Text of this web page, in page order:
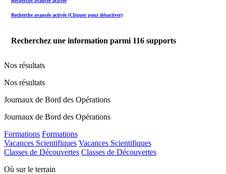
Recherche avancée activée (Cliquer pour désactiver)
Recherchez une information parmi 116 supports
Nos résultats
Nos résultats
Journaux de Bord des Opérations
Journaux de Bord des Opérations
Formations Formations
Vacances Scientifiques Vacances Scientifiques
Classes de Découvertes Classes de Découvertes
Où sur le terrain